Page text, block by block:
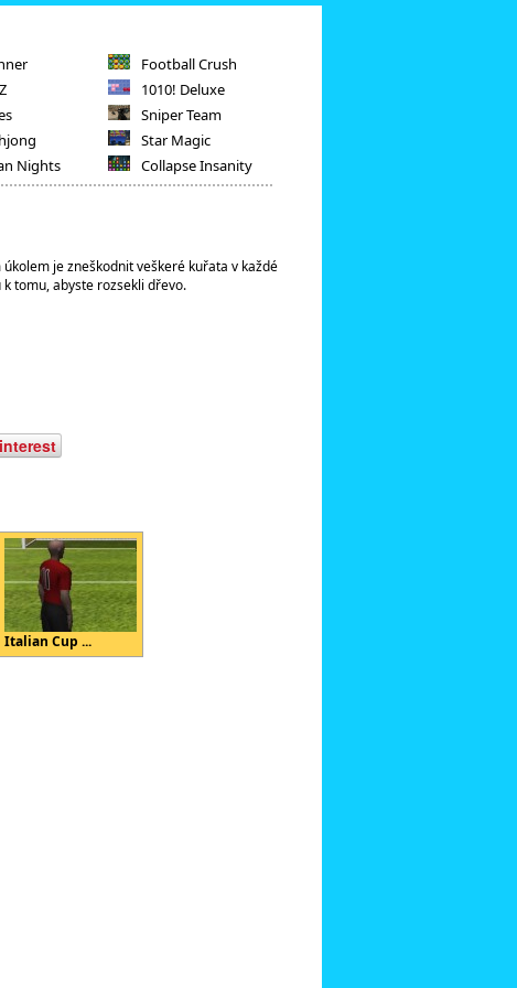
Nights
Football Crush
1010! Deluxe
Sniper Team
Star Magic
Collapse Insanity
je zneškodnit veškeré kuřata v každé
tomu, abyste rozsekli dřevo.
Italian Cup ...